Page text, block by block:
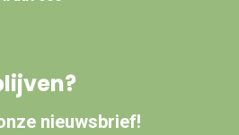
nieuwsbrief!